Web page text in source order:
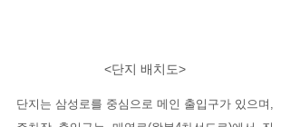
<단지 배치도>
단지는 삼성로를 중심으로 메인 출입구가 있으며,